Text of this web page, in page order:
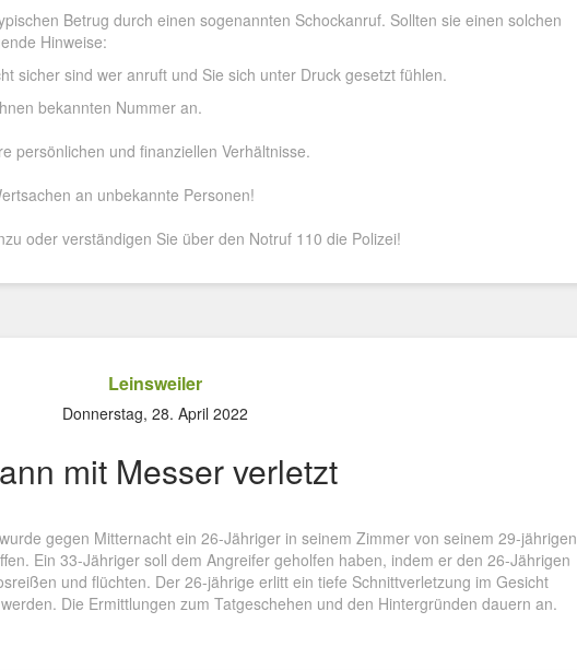
Betrug durch einen sogenannten Schockanruf. Sollten sie einen solchen
Hinweise:
sicher sind wer anruft und Sie sich unter Druck gesetzt fühlen.
bekannten Nummer an.
persönlichen und finanziellen Verhältnisse.
an unbekannte Personen!
oder verständigen Sie über den Notruf 110 die Polizei!
Leinsweiler
Donnerstag, 28. April 2022
mit Messer verletzt
gegen Mitternacht ein 26-Jähriger in seinem Zimmer von seinem 29-jährigen
Ein 33-Jähriger soll dem Angreifer geholfen haben, indem er den 26-Jährigen
und flüchten. Der 26-jährige erlitt ein tiefe Schnittverletzung im Gesicht
Die Ermittlungen zum Tatgeschehen und den Hintergründen dauern an.